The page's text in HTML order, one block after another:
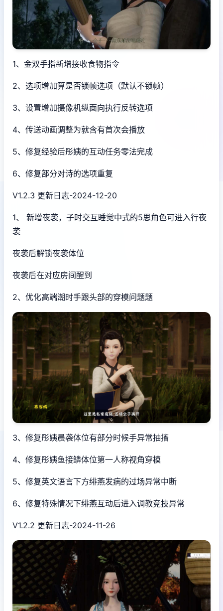
1、金双手指新增接收食物指令
2、选项增加算是否锁帧选项（默认不锁帧）
3、设置增加摄像机纵面向执行反转选项
4、传送动画调整为就含有首次会播放
5、修复经验后彤姨的互动任务零法完成
6、修复部分对诗的选项重复
V1.2.3 更新日志-2024-12-20
1、 新增夜袭，子时交互睡觉中式的5思角色可进入行夜
袭
夜袭后解锁夜袭体位
夜袭后在对应房间醒到
2、优化高端潮时手跟头部的穿模问题题
3、修复彤姨晨袭体位有部分时候手异常抽搐
4、修复彤姨鱼接鳞体位第一人称视角穿模
5、修复英文语言下方绯燕发病的过场异常中断
6、修复特殊情况下绯燕互动后进入调教竞技异常
V1.2.2 更新日志-2024-11-26